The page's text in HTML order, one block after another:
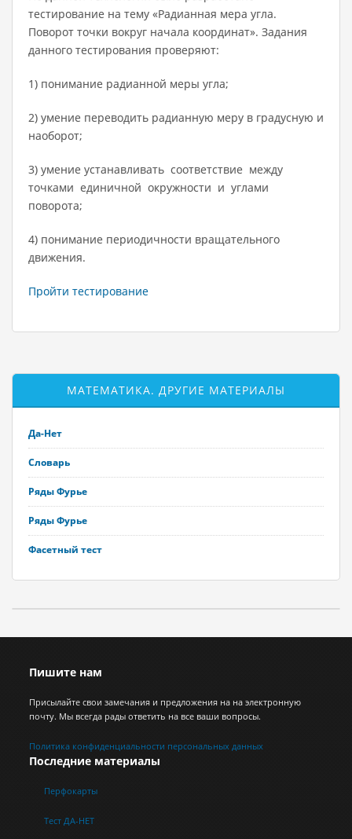
тестирование на тему «Радианная мера угла.
Поворот точки вокруг начала координат». Задания
данного тестирования проверяют:
1) понимание радианной меры угла;
2) умение переводить радианную меру в градусную и
наоборот;
3) умение устанавливать соответствие между
точками единичной окружности и углами
поворота;
4) понимание периодичности вращательного
движения.
Пройти тестирование
МАТЕМАТИКА. ДРУГИЕ МАТЕРИАЛЫ
Да-Нет
Словарь
Ряды Фурье
Ряды Фурье
Фасетный тест
Пишите нам
Присылайте свои замечания и предложения на на электронную
почту. Мы всегда рады ответить на все ваши вопросы.
Политика конфиденциальности персональных данных
Последние материалы
Перфокарты
Тест ДА-НЕТ